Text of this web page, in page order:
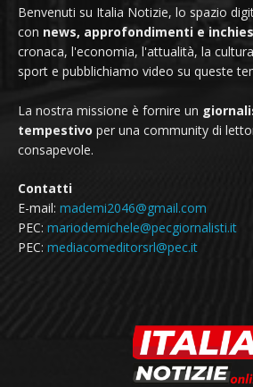
Benvenuti su Italia Notizie, lo spazio
con news, approfondimenti e
cronaca, l'economia, l'attualità, la
sport e pubblichiamo video su queste
La nostra missione è fornire un
tempestivo per una community di
consapevole.
Contatti
E-mail: mademi2046@gmail.com
PEC: mariodemichele@pecgiornalisti.it
PEC: mediacomeditorsrl@pec.it